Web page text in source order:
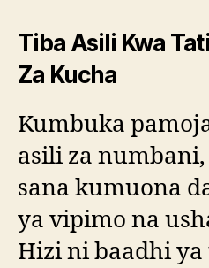
Tiba Asili Kwa
Za Kucha
Kumbuka
asili za
sana kumuona
ya vipimo na
Hizi ni baadhi ya